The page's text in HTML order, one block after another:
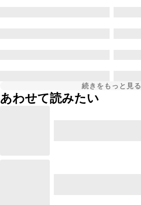
続きをもっと見る
あわせて読みたい